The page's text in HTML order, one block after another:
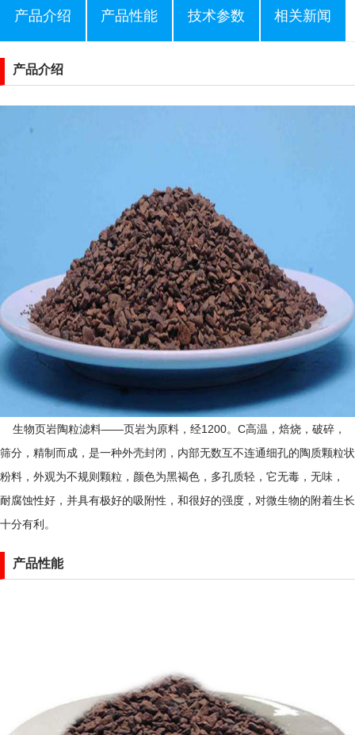
产品介绍 产品性能 技术参数 相关新闻
产品介绍
生物页岩陶粒滤料——页岩为原料，经1200。C高温，焙烧，破碎，
筛分，精制而成，是一种外壳封闭，内部无数互不连通细孔的陶质颗粒状
粉料，外观为不规则颗粒，颜色为黑褐色，多孔质轻，它无毒，无味，
耐腐蚀性好，并具有极好的吸附性，和很好的强度，对微生物的附着生长
十分有利。
产品性能